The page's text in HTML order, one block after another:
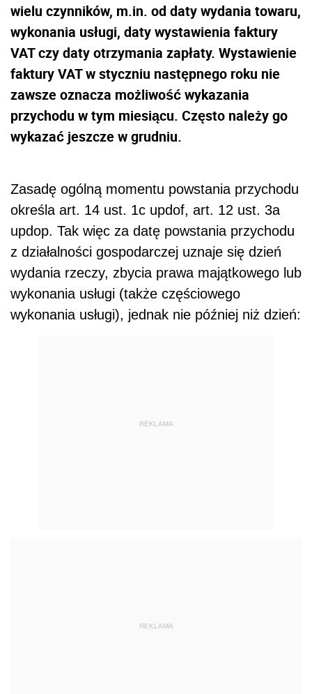
wielu czynników, m.in. od daty wydania towaru,
wykonania usługi, daty wystawienia faktury
VAT czy daty otrzymania zapłaty. Wystawienie
faktury VAT w styczniu następnego roku nie
zawsze oznacza możliwość wykazania
przychodu w tym miesiącu. Często należy go
wykazać jeszcze w grudniu.
Zasadę ogólną momentu powstania przychodu
określa art. 14 ust. 1c updof, art. 12 ust. 3a
updop. Tak więc za datę powstania przychodu
z działalności gospodarczej uznaje się dzień
wydania rzeczy, zbycia prawa majątkowego lub
wykonania usługi (także częściowego
wykonania usługi), jednak nie później niż dzień:
REKLAMA
REKLAMA